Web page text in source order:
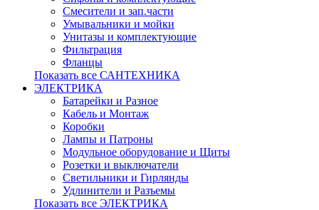
Смесители и зап.части
Умывальники и мойки
Унитазы и комплектующие
Фильтрация
Фланцы
Показать все САНТЕХНИКА
ЭЛЕКТРИКА
Батарейки и Разное
Кабель и Монтаж
Коробки
Лампы и Патроны
Модульное оборудование и Щиты
Розетки и выключатели
Светильники и Гирлянды
Удлинители и Разъемы
Показать все ЭЛЕКТРИКА